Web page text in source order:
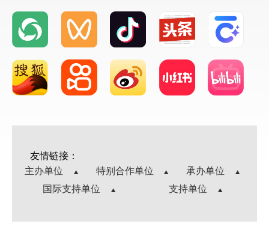
友情链接：
主办单位
特别合作单位
承办单位
国际支持单位
支持单位